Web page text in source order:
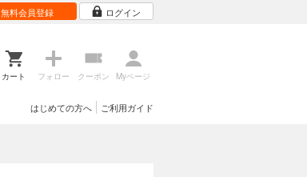
無料会員登録 ログイン
カート フォロー クーポン Myページ
ご利用ガイド
はじめての方へ